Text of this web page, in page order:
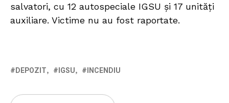
salvatori, cu 12 autospeciale IGSU și 17 unități
auxiliare. Victime nu au fost raportate.
DEPOZIT IGSU INCENDIU